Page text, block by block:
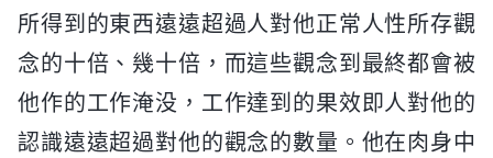
所得到的東西遠遠超過人對他正常人性所存觀
念的十倍、幾十倍，而這些觀念到最終都會被
他作的工作淹没，工作達到的果效即人對他的
認識遠遠超過對他的觀念的數量。他在肉身中